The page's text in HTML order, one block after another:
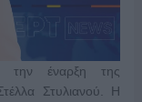
την έναρξη της
Στυλιανού. Η